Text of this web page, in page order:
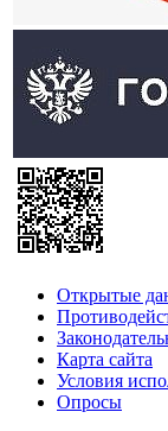
Открытые
Карта сайта
Условия
Опросы